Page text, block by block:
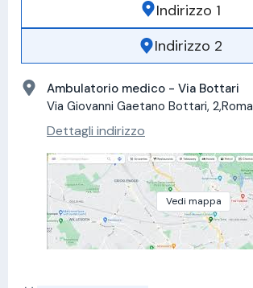
Indirizzo 1
Indirizzo 2
Ambulatorio medico - Via Bottari
Via Giovanni Gaetano Bottari, 2,Roma
Dettagli indirizzo
Vedi mappa